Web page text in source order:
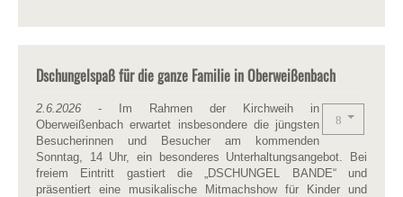
Dschungelspaß für die ganze Familie in Oberweißenbach
2.6.2026 - Im Rahmen der Kirchweih in
Oberweißenbach erwartet insbesondere die jüngsten
Besucherinnen und Besucher am kommenden
Sonntag, 14 Uhr, ein besonderes Unterhaltungsangebot. Bei
freiem Eintritt gastiert die „DSCHUNGEL BANDE“ und
präsentiert eine musikalische Mitmachshow für Kinder und